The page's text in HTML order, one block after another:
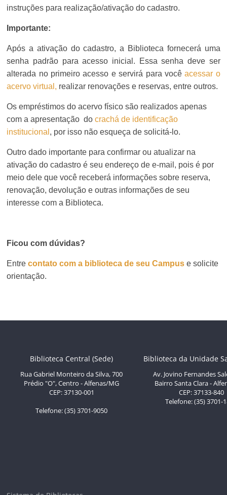
instruções para realização/ativação do cadastro.
Importante:
Após a ativação do cadastro, a Biblioteca fornecerá uma
senha padrão para acesso inicial. Essa senha deve ser
alterada no primeiro acesso e servirá para vocêacessar o
acervo virtual, realizar renovações e reservas, entre outros.
Os empréstimos do acervo físico são realizados apenas
com a apresentação docrachá de identificação
institucional , por isso não esqueça de solicitá-lo.
Outro dado importante para confirmar ou atualizar na
ativação do cadastro é seu endereço de e-mail, pois é por
meio dele que você receberá informações sobre reserva,
renovação, devolução e outras informações de seu
interesse com a Biblioteca.
Ficou com dúvidas?
Entrecontato com a biblioteca de seu Campus e solicite
orientação.
Biblioteca Central (Sede) Biblioteca da Unidade
Rua Gabriel Monteiro da Silva, 700
Prédio "O", Centro - Alfenas/MG
CEP: 37130-001
Telefone: (35) 3701-9050
Av. Jovino Fernandes
Bairro Santa Clara -
CEP: 37133-840
Telefone: (35) 3701-